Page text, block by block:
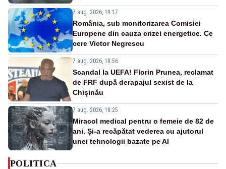
7 aug. 2026, 19:17
România, sub monitorizarea Comisiei
Europene din cauza crizei energetice. Ce
cere Victor Negrescu
7 aug. 2026, 18:56
Scandal la UEFA! Florin Prunea, reclamat
de FRF după derapajul sexist de la
Chișinău
7 aug. 2026, 18:25
Miracol medical pentru o femeie de 82 de
ani. Și-a recăpătat vederea cu ajutorul
unei tehnologii bazate pe AI
POLITICA